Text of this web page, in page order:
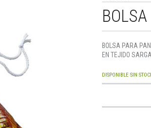
BOLSA PARA
EN TEJIDO
DISPONIBLE SIN